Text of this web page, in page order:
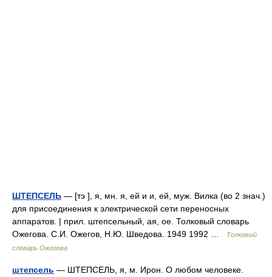
ШТЕПСЕЛЬ — [тэ ], я, мн. я, ей и и, ей, муж. Вилка (во 2 знач.)
для присоединения к электрической сети переносных
аппаратов. | прил. штепсельный, ая, ое. Толковый словарь
Ожегова. С.И. Ожегов, Н.Ю. Шведова. 1949 1992 …
Толковый
словарь Ожегова
штепсель — ШТЕПСЕЛЬ, я, м. Ирон. О любом человеке.